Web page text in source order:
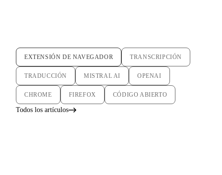
EXTENSIÓN DE NAVEGADOR TRANSCRIPCIÓN
TRADUCCIÓN MISTRAL AI OPENAI
CHROME FIREFOX CÓDIGO ABIERTO
Todos los artículos